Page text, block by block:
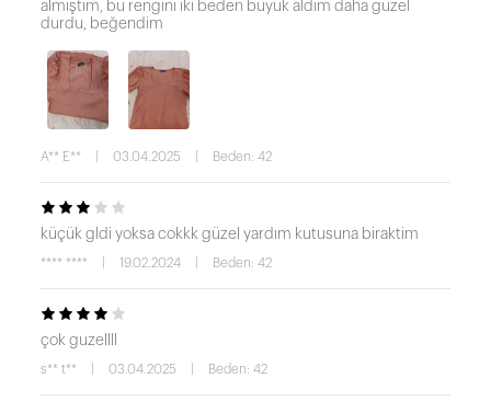
almıştım, bu rengini iki beden büyük aldım daha güzel
durdu, beğendim
A** E** 03.04.2025 Beden: 42
küçük gldi yoksa cokkk güzel yardım kutusuna biraktim
**** **** 19.02.2024 Beden: 42
çok guzellll
s** t** 03.04.2025 Beden: 42